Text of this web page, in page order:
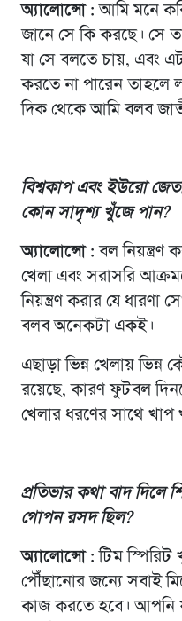
অ্যালোন্সো : আমি মনে
জানে সে কি করছে। সে
যা সে বলতে চায়, এবং
করতে না পারেন তাহলে
দিক থেকে আমি বলব
বিশ্বকাপ এবং ইউরো
কোন সাদৃশ্য খুঁজে পান?
অ্যালোন্সো : বল নিয়ন্ত্রণ
খেলা এবং সরাসরি
নিয়ন্ত্রণ করার যে
বলব অনেকটা একই।
এছাড়া ভিন্ন খেলায়
রয়েছে, কারণ ফুটবল
খেলার ধরণের সাথে খাপ
প্রতিভার কথা বাদ
গোপন রসদ ছিল?
অ্যালোন্সো : টিম স্পিরিট
পৌঁছানোর জন্যে সবাই
কাজ করতে হবে। আপনি